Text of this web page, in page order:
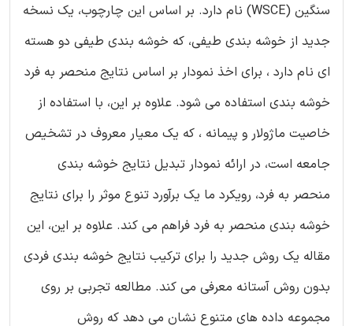
سنگین (WSCE) نام دارد. بر اساس این چارچوب، یک نسخه
جدید از خوشه بندی طیفی، که خوشه بندی طیفی دو هسته
ای نام دارد ، برای اخذ نمودار بر اساس نتایج منحصر به فرد
خوشه بندی استفاده می شود. علاوه بر این، با استفاده از
خاصیت ماژولار و پیمانه ، که یک معیار معروف در تشخیص
جامعه است، در ارائه نمودار تبدیل نتایج خوشه بندی
منحصر به فرد، رویکرد ما یک برآورد تنوع موثر را برای نتایج
خوشه بندی منحصر به فرد فراهم می کند. علاوه بر این، این
مقاله یک روش جدید را برای ترکیب نتایج خوشه بندی فردی
بدون روش آستانه معرفی می کند. مطالعه تجربی بر روی
مجموعه داده های متنوع نشان می دهد که روش